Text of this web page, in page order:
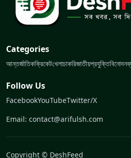
Categories
আন্তর্জাতিকক্রিকেটখেলাচাকরিজাতীয়প্রযুক্তিবিনোদন
Follow Us
FacebookYouTubeTwitter/X
Email: contact@arifulsh.com
Copyright © DeshFeed